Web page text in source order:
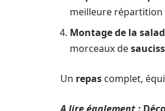
meilleure répartition
Montage de la
morceaux de
Un repas complet,